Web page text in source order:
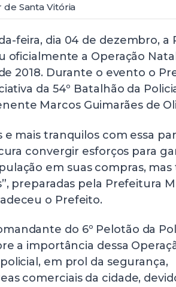
de Santa Vitória
feira, dia 04 de dezembro, a
oficialmente a Operação
2018. Durante o evento o
da 54º Batalhão da
Marcos Guimarães de
e mais tranquilos com essa
convergir esforços para
em suas compras,
preparadas pela Prefeitura
o Prefeito.
do 6º Pelotão da
a importância dessa
em prol da segurança,
comerciais da cidade,